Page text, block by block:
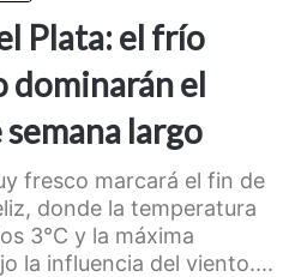
Plata: el frío
dominarán el
largo
fresco marcará el fin de
donde la temperatura
3°C y la máxima
la influencia del viento....